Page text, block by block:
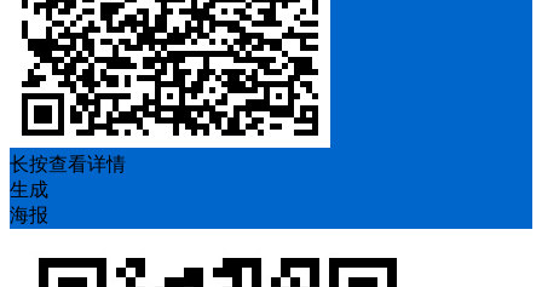
长按查看详情
生成
海报